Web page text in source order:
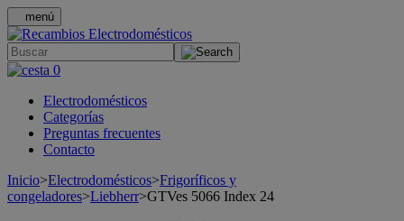
menú
0
Electrodomésticos
Categorías
Preguntas frecuentes
Contacto
Inicio>Electrodomésticos>Frigoríficos y
congeladores>Liebherr>GTVes 5066 Index 24